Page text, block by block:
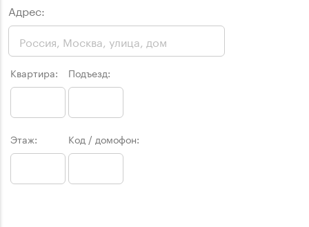
Адрес:
Квартира: Подъезд:
Этаж: Код / домофон: